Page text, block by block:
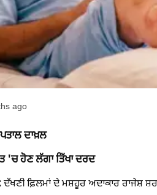
ago
ਦਾਖ਼ਲ
'ਚ ਹੋਣ ਲੱਗਾ ਤਿੱਖਾ ਦਰਦ
ਦੱਖਣੀ ਫ਼ਿਲਮਾਂ ਦੇ ਮਸ਼ਹੂਰ ਅਦਾਕਾਰ ਰਾਜੇਸ਼